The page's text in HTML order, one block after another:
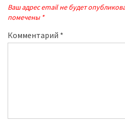
Ваш адрес email не будет
помечены *
Комментарий *